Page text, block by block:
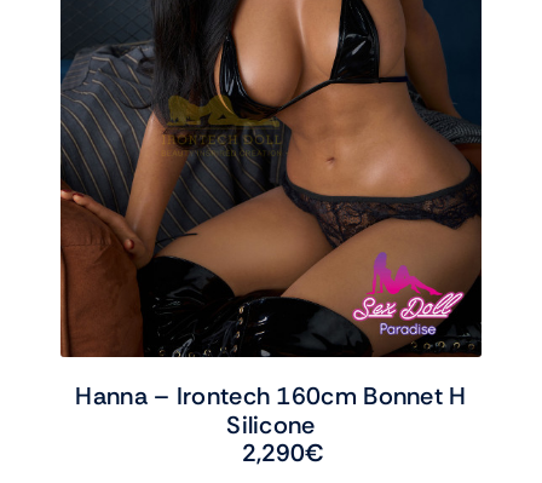
Hanna – Irontech 160cm Bonnet H
Silicone
2,290€